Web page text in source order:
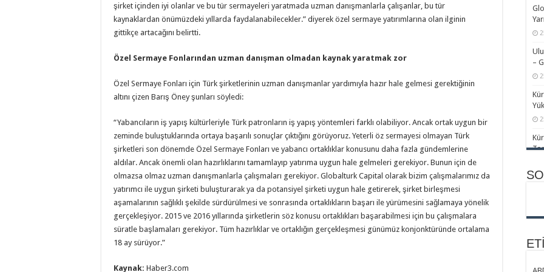
şirket içinden iyi olanlar ve bu tür sermayeleri yaratmada uzman danışmanlarla çalışanlar, bu tür
kaynaklardan önümüzdeki yıllarda faydalanabilecekler.” diyerek özel sermaye yatırımlarına olan ilginin
gittikçe artacağını belirtti.
Özel Sermaye Fonlarından uzman danışman olmadan kaynak yaratmak zor
Özel Sermaye Fonları için Türk şirketlerinin uzman danışmanlar yardımıyla hazır hale gelmesi gerektiğinin
altını çizen Barış Öney şunları söyledi:
“Yabancıların iş yapış kültürleriyle Türk patronların iş yapış yöntemleri farklı olabiliyor. Ancak ortak uygun bir
zeminde buluştuklarında ortaya başarılı sonuçlar çıktığını görüyoruz. Yeterli öz sermayesi olmayan Türk
şirketleri son dönemde Özel Sermaye Fonları ve yabancı ortaklıklar konusunu daha fazla gündemlerine
aldılar. Ancak önemli olan hazırlıklarını tamamlayıp yatırıma uygun hale gelmeleri gerekiyor. Bunun için de
olmazsa olmaz uzman danışmanlarla çalışmaları gerekiyor. Globalturk Capital olarak bizim çalışmalarımız da
yatırımcı ile uygun şirketi buluşturarak ya da potansiyel şirketi uygun hale getirerek, şirket birleşmesi
aşamalarının sağlıklı şekilde sürdürülmesi ve sonrasında ortaklıkların başarı ile yürümesini sağlamaya yönelik
gerçekleşiyor. 2015 ve 2016 yıllarında şirketlerin söz konusu ortaklıkları başarabilmesi için bu çalışmalara
süratle başlamaları gerekiyor. Tüm hazırlıklar ve ortaklığın gerçekleşmesi günümüz konjonktüründe ortalama
18 ay sürüyor.”
Kaynak: Haber3.com
–
–